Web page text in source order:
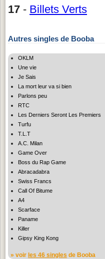
17 - Billets Verts
Autres singles de Booba
OKLM
Une vie
Je Sais
La mort leur va si bien
Parlons peu
RTC
Les Derniers Seront Les Premiers
Turfu
T.L.T
A.C. Milan
Game Over
Boss du Rap Game
Abracadabra
Swiss Francs
Call Of Bitume
A4
Scarface
Paname
Killer
Gipsy King Kong
» voir les 46 singles de Booba